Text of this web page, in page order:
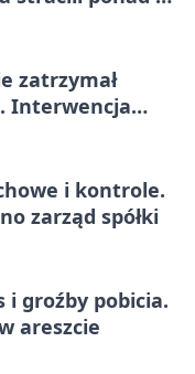
zatrzymał
Interwencja
i kontrole.
zarząd spółki
i groźby pobicia.
areszcie